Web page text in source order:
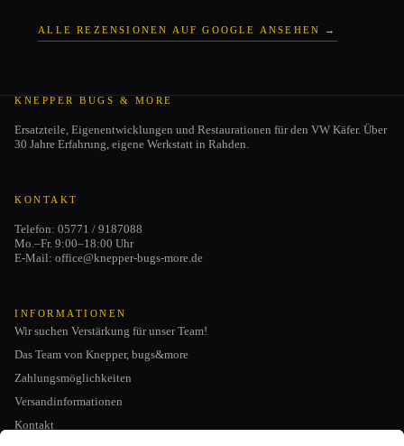
ALLE REZENSIONEN AUF GOOGLE ANSEHEN →
KNEPPER BUGS & MORE
Ersatzteile, Eigenentwicklungen und Restaurationen für den VW Käfer. Über
30 Jahre Erfahrung, eigene Werkstatt in Rahden.
KONTAKT
Telefon: 05771 / 9187088
Mo.–Fr. 9:00–18:00 Uhr
E-Mail: office@knepper-bugs-more.de
INFORMATIONEN
Wir suchen Verstärkung für unser Team!
Das Team von Knepper, bugs&more
Zahlungsmöglichkeiten
Versandinformationen
Kontakt